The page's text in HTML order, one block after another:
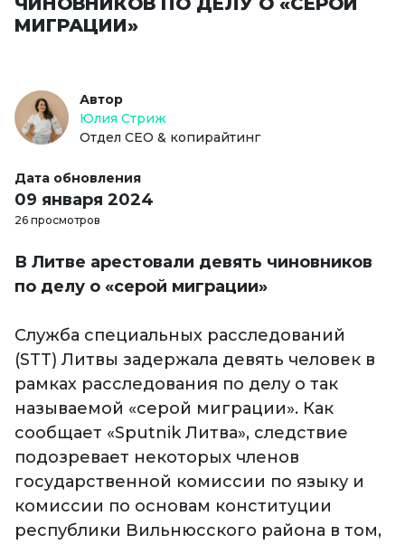
МИГРАЦИИ»
Автор
Юлия Стриж
Отдел СЕО & копирайтинг
Дата обновления
09 января 2024
26 просмотров
В Литве арестовали девять чиновников
по делу о «серой миграции»
Служба специальных расследований
(STT) Литвы задержала девять человек в
рамках расследования по делу о так
называемой «серой миграции». Как
сообщает «Sputnik Литва», следствие
подозревает некоторых членов
государственной комиссии по языку и
комиссии по основам конституции
республики Вильнюсского района в том,